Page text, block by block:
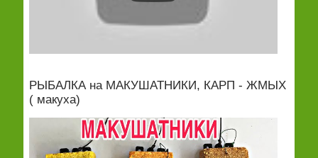
РЫБАЛКА на МАКУШАТНИКИ, КАРП - ЖМЫХ
( макуха)